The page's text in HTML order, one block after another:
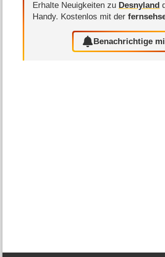
Erhalte Neuigkeiten zu Desnyland
Handy. Kostenlos mit der
Benachrichtige